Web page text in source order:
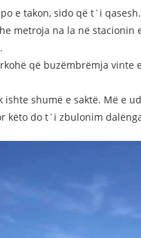
e takon, sido që t`i qasesh.
metroja na la në stacionin
që buzëmbrëmja vinte
shumë e saktë. Më e
këto do t`i zbulonim